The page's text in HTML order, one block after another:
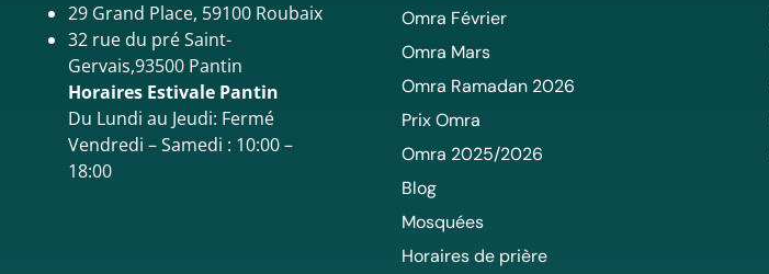
29 Grand Place, 59100 Roubaix
32 rue du pré Saint-
Gervais,93500 Pantin
Horaires Estivale Pantin
Du Lundi au Jeudi: Fermé
Vendredi – Samedi : 10:00 –
18:00
Omra Février
Omra Mars
Omra Ramadan 2026
Prix Omra
Omra 2025/2026
Blog
Mosquées
Horaires de prière